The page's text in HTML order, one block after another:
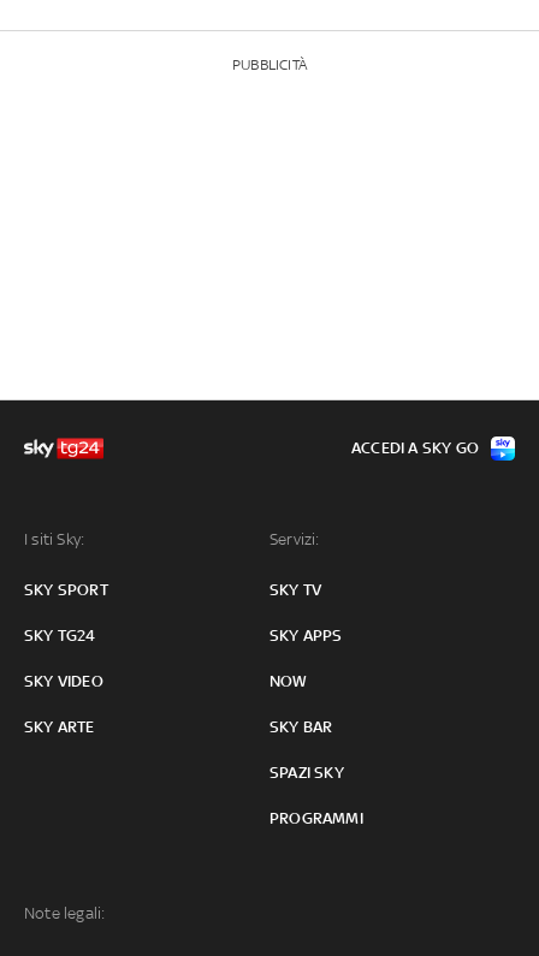
PUBBLICITÀ
I siti Sky:
SKY SPORT
SKY TG24
SKY VIDEO
SKY ARTE
Servizi:
SKY TV
SKY APPS
NOW
SKY BAR
SPAZI SKY
PROGRAMMI
Note legali:
ACCEDI A SKY GO